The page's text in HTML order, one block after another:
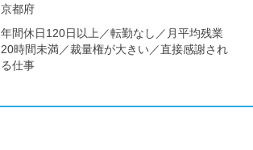
京都府
年間休日120日以上／転勤なし／月平均残業
20時間未満／裁量権が大きい／直接感謝され
る仕事